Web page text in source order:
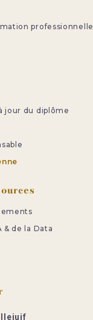
professionnelle
jour du diplôme
& de la Data